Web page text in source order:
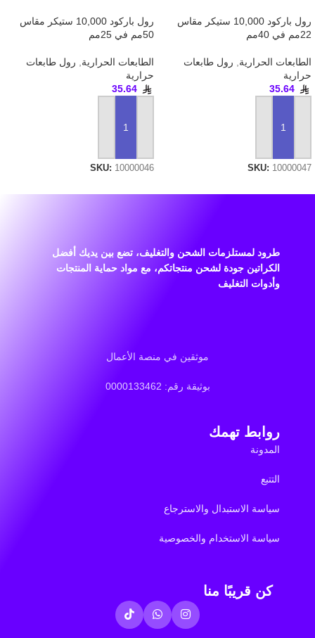
رول باركود 10,000 ستيكر مقاس
22مم في 40مم
الطابعات الحرارية
رول طابعات
حرارية
35.64
SKU: 10000047
رول باركود 10,000 ستيكر مقاس
50مم في 25مم
الطابعات الحرارية
رول طابعات
حرارية
35.64
SKU: 10000046
طرود لمستلزمات الشحن والتغليف، تضع بين يديك أفضل
الكراتين جودة لشحن منتجاتكم، مع مواد حماية المنتجات
وأدوات التغليف
موثقين في منصة الأعمال
بوثيقة رقم: 0000133462
روابط تهمك
المدونة
التتبع
سياسة الاستبدال والاسترجاع
سياسة الاستخدام والخصوصية
كن قريبًا منا